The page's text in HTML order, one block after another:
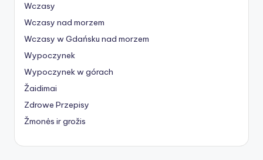
Wczasy
Wczasy nad morzem
Wczasy w Gdańsku nad morzem
Wypoczynek
Wypoczynek w górach
Žaidimai
Zdrowe Przepisy
Žmonės ir grožis